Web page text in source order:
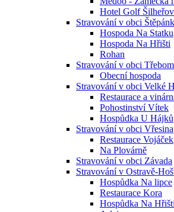
Hotel Golf
Stravování v obci
Hospoda Na Statku
Hospoda Na Hřišti
Rohan
Stravování v obci Třebom
Obecní hospoda
Stravování v obci Velké
Restaurace a
Pohostinství Vítek
Hospůdka U Hájků
Stravování v obci Vřesina
Restaurace Vojáček
Na Plovárně
Stravování v obci Závada
Stravování v Ostravě-
Hospůdka Na lipce
Restaurace Kora
Hospůdka Na Hřišti